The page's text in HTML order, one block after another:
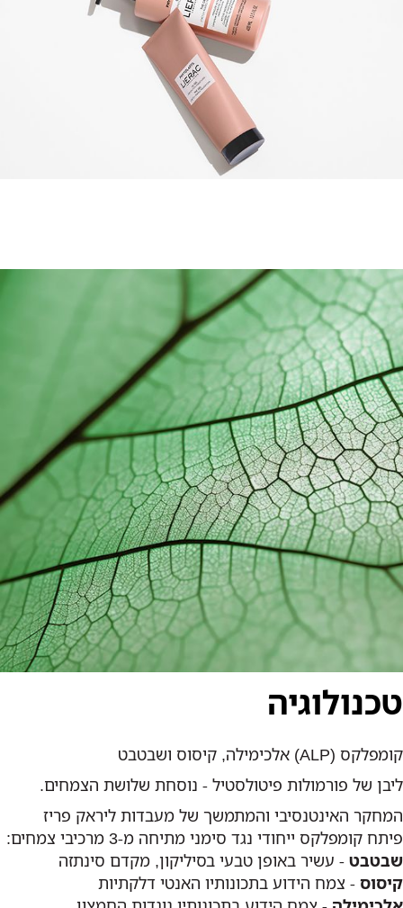
טכנולוגיה
קומפלקס (ALP) אלכימילה, קיסוס ושבטבט
ליבן של פורמולות פיטולסטיל - נוסחת שלושת הצמחים.
המחקר האינטנסיבי והמתמשך של מעבדות ליראק פריז
פיתח קומפלקס ייחודי נגד סימני מתיחה מ-3 מרכיבי צמחים:
שבטבט - עשיר באופן טבעי בסיליקון, מקדם סינתזה
קיסוס - צמח הידוע בתכונותיו האנטי דלקתיות